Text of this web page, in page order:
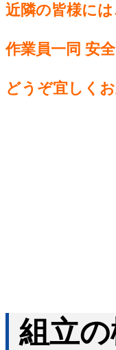
近隣の皆様には
作業員一同 安
どうぞ宜しく
組立